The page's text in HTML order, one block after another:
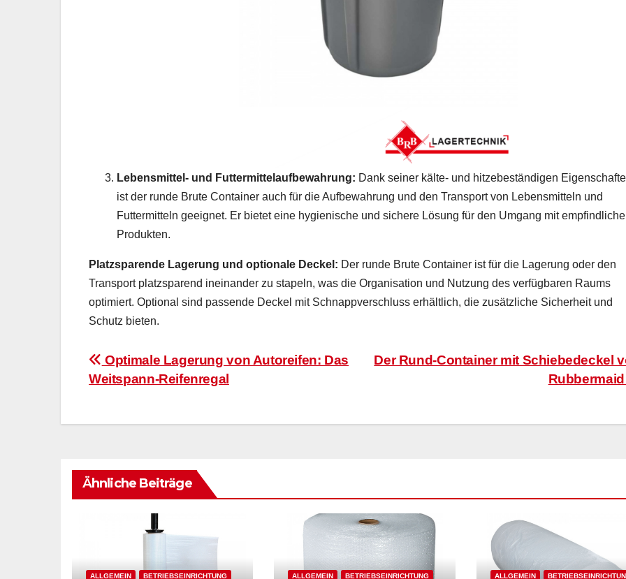
Lebensmittel- und Futtermittelaufbewahrung: Dank seiner kälte- und hitzebeständigen
ist der runde Brute Container auch für die Aufbewahrung und den Transport von Lebensmitteln und
Futtermitteln geeignet. Er bietet eine hygienische und sichere Lösung für den Umgang mit
Produkten.
Platzsparende Lagerung und optionale Deckel: Der runde Brute Container ist für die Lagerung oder den
Transport platzsparend ineinander zu stapeln, was die Organisation und Nutzung des verfügbaren Raums
optimiert. Optional sind passende Deckel mit Schnappverschluss erhältlich, die zusätzliche Sicherheit und
Schutz bieten.
Beitragsnavigation
Der Rund-Container mit Schiebedeckel
Rubbermaid
Optimale Lagerung von Autoreifen: Das
Weitspann-Reifenregal
Ähnliche Beiträge
ALLGEMEIN BETRIEBSEINRICHTUNG ALLGEMEIN BETRIEBSEINRICHTUNG ALLGEMEIN